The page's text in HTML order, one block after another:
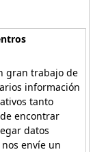
gran trabajo de
información
tanto
encontrar
datos
envíe un